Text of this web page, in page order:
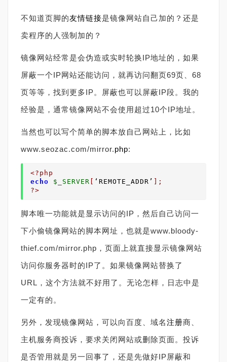
不知道页脚的友情链接是镜像网站自己加的？还是
卖程序的人强制加的？
镜像网站经常是会伪造或实时轮换IP地址的，如果
屏蔽一个IP网站还能访问，就再访问翻页69页、68
页等等，找到更多IP。屏蔽也可以屏蔽IP段。我的
经验是，通常镜像网站不会使用超过10个IP地址。
当然也可以写个简单的脚本放自己网站上，比如
www.seozac.com/mirror.php:
<?php
echo
$_SERVER ‘REMOTE_ADDR’
];
?>
脚本唯一功能就是显示访问的IP，然后自己访问一
下小偷镜像网站的脚本网址，也就是www.bloody-
thief.com/mirror.php，页面上就直接显示镜像网站
访问你服务器时的IP了。如果镜像网站替换了
URL，这个方法就不好用了。无论怎样，日志中是
一定有的。
另外，发现镜像网站，可以向百度、域名注册商、
主机服务商投诉，要求关闭网站或删除页面。投诉
是否管用就是另一回事了，还是先做好IP屏蔽和